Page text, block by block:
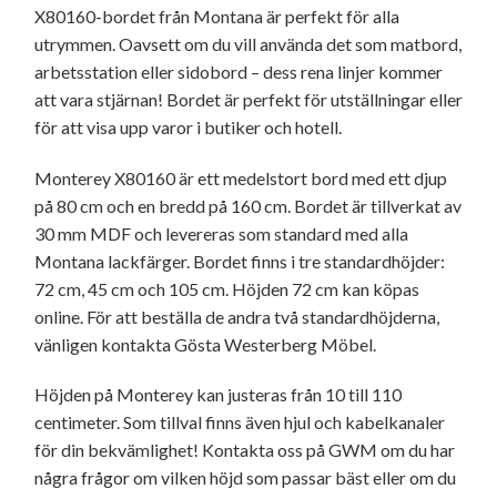
X80160-bordet från Montana är perfekt för alla
utrymmen. Oavsett om du vill använda det som matbord,
arbetsstation eller sidobord – dess rena linjer kommer
att vara stjärnan! Bordet är perfekt för utställningar eller
för att visa upp varor i butiker och hotell.
Monterey X80160 är ett medelstort bord med ett djup
på 80 cm och en bredd på 160 cm. Bordet är tillverkat av
30 mm MDF och levereras som standard med alla
Montana lackfärger. Bordet finns i tre standardhöjder:
72 cm, 45 cm och 105 cm. Höjden 72 cm kan köpas
online. För att beställa de andra två standardhöjderna,
vänligen kontakta Gösta Westerberg Möbel.
Höjden på Monterey kan justeras från 10 till 110
centimeter. Som tillval finns även hjul och kabelkanaler
för din bekvämlighet! Kontakta oss på GWM om du har
några frågor om vilken höjd som passar bäst eller om du